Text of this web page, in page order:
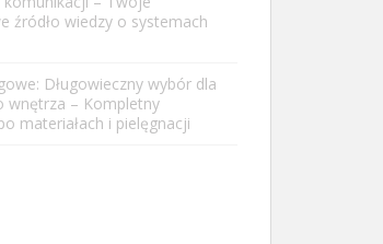
źródło wiedzy o systemach
Długowieczny wybór dla
wnętrza – Kompletny
materiałach i pielęgnacji